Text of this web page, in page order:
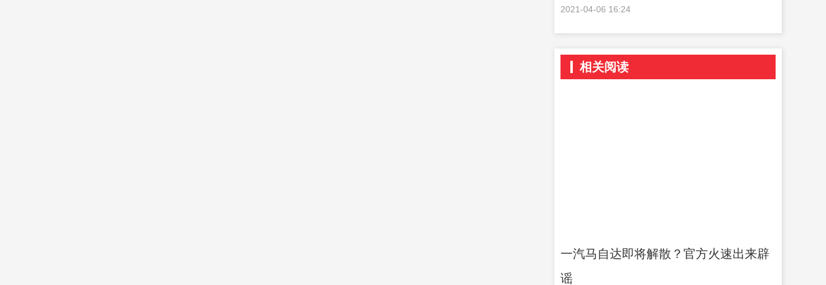
2021-04-06 16:24
相关阅读
一汽马自达即将解散？官方火速出来辟
谣